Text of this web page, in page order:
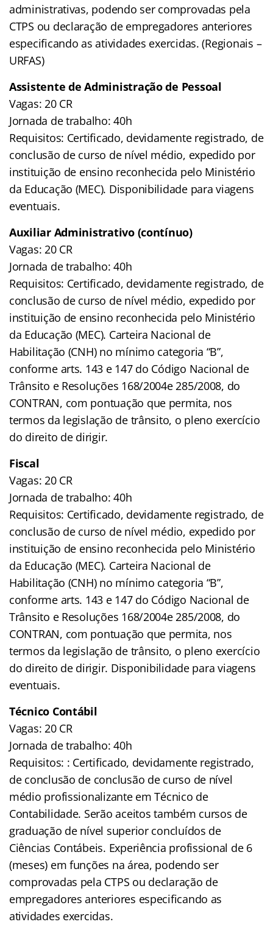
administrativas, podendo ser comprovadas pela
CTPS ou declaração de empregadores anteriores
especificando as atividades exercidas. (Regionais –
URFAS)
Assistente de Administração de Pessoal
Vagas: 20 CR
Jornada de trabalho: 40h
Requisitos: Certificado, devidamente registrado, de
conclusão de curso de nível médio, expedido por
instituição de ensino reconhecida pelo Ministério
da Educação (MEC). Disponibilidade para viagens
eventuais.
Auxiliar Administrativo (contínuo)
Vagas: 20 CR
Jornada de trabalho: 40h
Requisitos: Certificado, devidamente registrado, de
conclusão de curso de nível médio, expedido por
instituição de ensino reconhecida pelo Ministério
da Educação (MEC). Carteira Nacional de
Habilitação (CNH) no mínimo categoria “B”,
conforme arts. 143 e 147 do Código Nacional de
Trânsito e Resoluções 168/2004e 285/2008, do
CONTRAN, com pontuação que permita, nos
termos da legislação de trânsito, o pleno exercício
do direito de dirigir.
Fiscal
Vagas: 20 CR
Jornada de trabalho: 40h
Requisitos: Certificado, devidamente registrado, de
conclusão de curso de nível médio, expedido por
instituição de ensino reconhecida pelo Ministério
da Educação (MEC). Carteira Nacional de
Habilitação (CNH) no mínimo categoria “B”,
conforme arts. 143 e 147 do Código Nacional de
Trânsito e Resoluções 168/2004e 285/2008, do
CONTRAN, com pontuação que permita, nos
termos da legislação de trânsito, o pleno exercício
do direito de dirigir. Disponibilidade para viagens
eventuais.
Técnico Contábil
Vagas: 20 CR
Jornada de trabalho: 40h
Requisitos: : Certificado, devidamente registrado,
de conclusão de conclusão de curso de nível
médio profissionalizante em Técnico de
Contabilidade. Serão aceitos também cursos de
graduação de nível superior concluídos de
Ciências Contábeis. Experiência profissional de 6
(meses) em funções na área, podendo ser
comprovadas pela CTPS ou declaração de
empregadores anteriores especificando as
atividades exercidas.